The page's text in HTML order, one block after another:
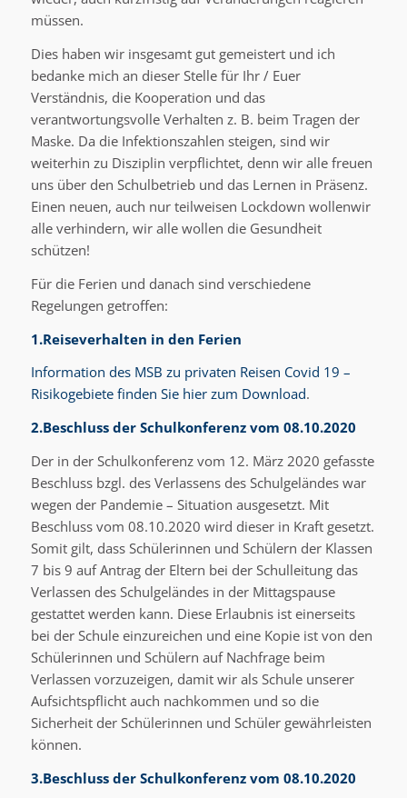
müssen.
Dies haben wir insgesamt gut gemeistert und ich
bedanke mich an dieser Stelle für Ihr / Euer
Verständnis, die Kooperation und das
verantwortungsvolle Verhalten z. B. beim Tragen der
Maske. Da die Infektionszahlen steigen, sind wir
weiterhin zu Disziplin verpflichtet, denn wir alle freuen
uns über den Schulbetrieb und das Lernen in Präsenz.
Einen neuen, auch nur teilweisen Lockdown wollenwir
alle verhindern, wir alle wollen die Gesundheit
schützen!
Für die Ferien und danach sind verschiedene
Regelungen getroffen:
1.Reiseverhalten in den Ferien
Information des MSB zu privaten Reisen Covid 19 –
Risikogebiete finden Sie hier zum Download.
2.Beschluss der Schulkonferenz vom 08.10.2020
Der in der Schulkonferenz vom 12. März 2020 gefasste
Beschluss bzgl. des Verlassens des Schulgeländes war
wegen der Pandemie – Situation ausgesetzt. Mit
Beschluss vom 08.10.2020 wird dieser in Kraft gesetzt.
Somit gilt, dass Schülerinnen und Schülern der Klassen
7 bis 9 auf Antrag der Eltern bei der Schulleitung das
Verlassen des Schulgeländes in der Mittagspause
gestattet werden kann. Diese Erlaubnis ist einerseits
bei der Schule einzureichen und eine Kopie ist von den
Schülerinnen und Schülern auf Nachfrage beim
Verlassen vorzuzeigen, damit wir als Schule unserer
Aufsichtspflicht auch nachkommen und so die
Sicherheit der Schülerinnen und Schüler gewährleisten
können.
3.Beschluss der Schulkonferenz vom 08.10.2020